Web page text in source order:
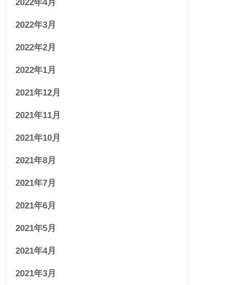
2022年4月
2022年3月
2022年2月
2022年1月
2021年12月
2021年11月
2021年10月
2021年8月
2021年7月
2021年6月
2021年5月
2021年4月
2021年3月